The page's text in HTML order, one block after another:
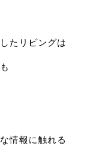
たリビングは
情報に触れる